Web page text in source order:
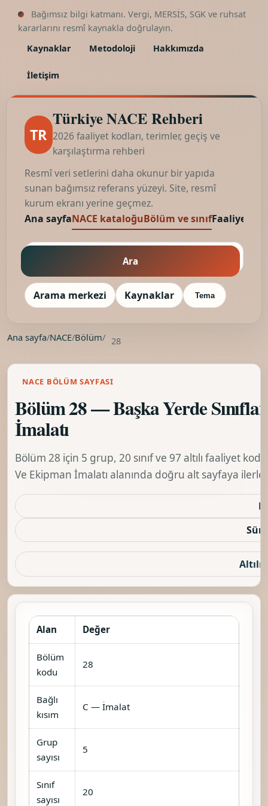
Bağımsız bilgi katmanı. Vergi, MERSİS, SGK ve ruhsat
kararlarını resmî kaynakla doğrulayın.
Kaynaklar
Metodoloji Hakkımızda
İletişim
TR
Türkiye NACE Rehberi
2026 faaliyet kodları, terimler, geçiş ve
karşılaştırma rehberi
Resmî veri setlerini daha okunur bir yapıda
sunan bağımsız referans yüzeyi. Site, resmî
kurum ekranı yerine geçmez.
Ana sayfaNACE kataloğuBölüm ve sınıfFaaliyet
Ara
Arama merkezi Kaynaklar Tema
Ana sayfa/NACE/Bölüm/ 28
NACE BÖLÜM SAYFASI
Bölüm 28 — Başka Yerde
İmalatı
Bölüm 28 için 5 grup, 20 sınıf ve 97 altılı faaliyet
Ve Ekipman İmalatı alanında doğru alt sayfaya
Altılı
Alan Değer
Bölüm
kodu
28
Bağlı
kısım
C — İmalat
Grup
sayısı
5
Sınıf
sayısı
20